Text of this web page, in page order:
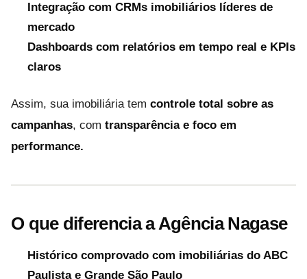
Integração com CRMs imobiliários líderes de
mercado
Dashboards com relatórios em tempo real e KPIs
claros
Assim, sua imobiliária tem controle total sobre as
campanhas, com transparência e foco em
performance.
O que diferencia a Agência Nagase
Histórico comprovado com imobiliárias do ABC
Paulista e Grande São Paulo